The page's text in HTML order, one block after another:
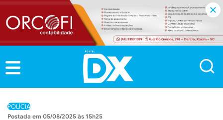
POLÍCIA
05/08/2025 às 15h25